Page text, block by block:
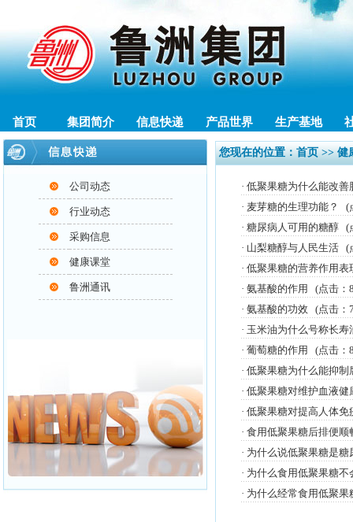
首页 集团简介 信息快递 产品世界 生产基地
公司动态
行业动态
采购信息
健康课堂
鲁洲通讯
您现在的位置：首页>> 健
· 低聚果糖为什么能改
· 麦芽糖的生理功能？
(
· 糖尿病人可用的糖醇 (
· 山梨糖醇与人民生活 (
· 低聚果糖的营养作用
· 氨基酸的作用
(点击：
· 氨基酸的功效
(点击：
· 玉米油为什么号称长
· 葡萄糖的作用
(点击：
· 低聚果糖为什么能抑
· 低聚果糖对维护血液
· 低聚果糖对提高人体
· 食用低聚果糖后排便
· 为什么说低聚果糖是
· 为什么食用低聚果糖
· 为什么经常食用低聚